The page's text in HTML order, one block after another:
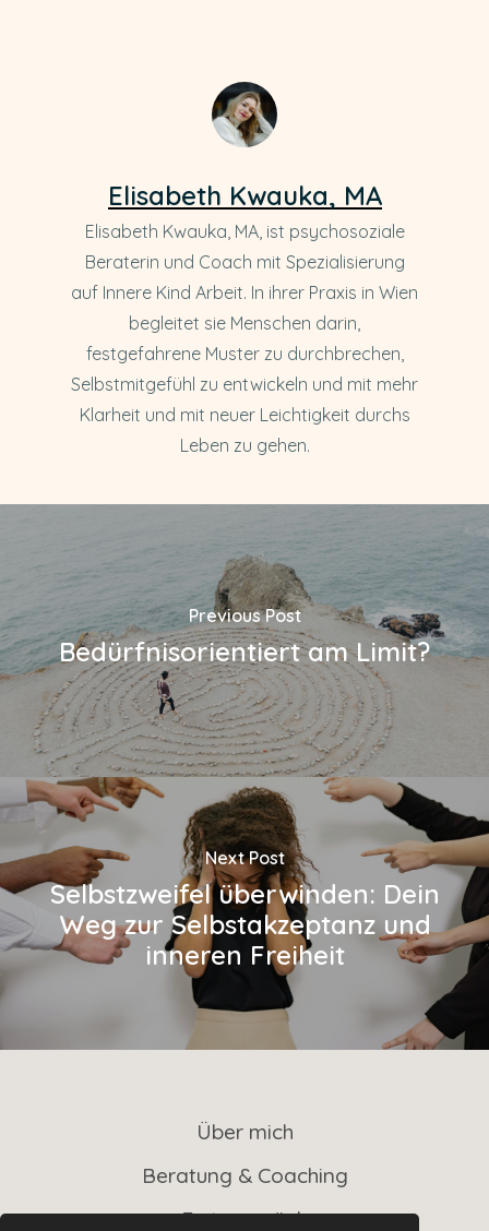
Elisabeth Kwauka, MA
Elisabeth Kwauka, MA, ist psychosoziale
Beraterin und Coach mit Spezialisierung
auf Innere Kind Arbeit. In ihrer Praxis in Wien
begleitet sie Menschen darin,
festgefahrene Muster zu durchbrechen,
Selbstmitgefühl zu entwickeln und mit mehr
Klarheit und mit neuer Leichtigkeit durchs
Leben zu gehen.
Previous Post
Bedürfnisorientiert am Limit?
Next Post
Selbstzweifel überwinden: Dein
Weg zur Selbstakzeptanz und
inneren Freiheit
Über mich
Beratung & Coaching
Erstgespräch